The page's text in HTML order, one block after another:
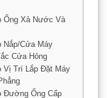
Ống Xả Nước Và
Nắp/Cửa Máy
Cửa Hỏng
Vị Trí Lắp Đặt Máy
Đường Ống Cấp